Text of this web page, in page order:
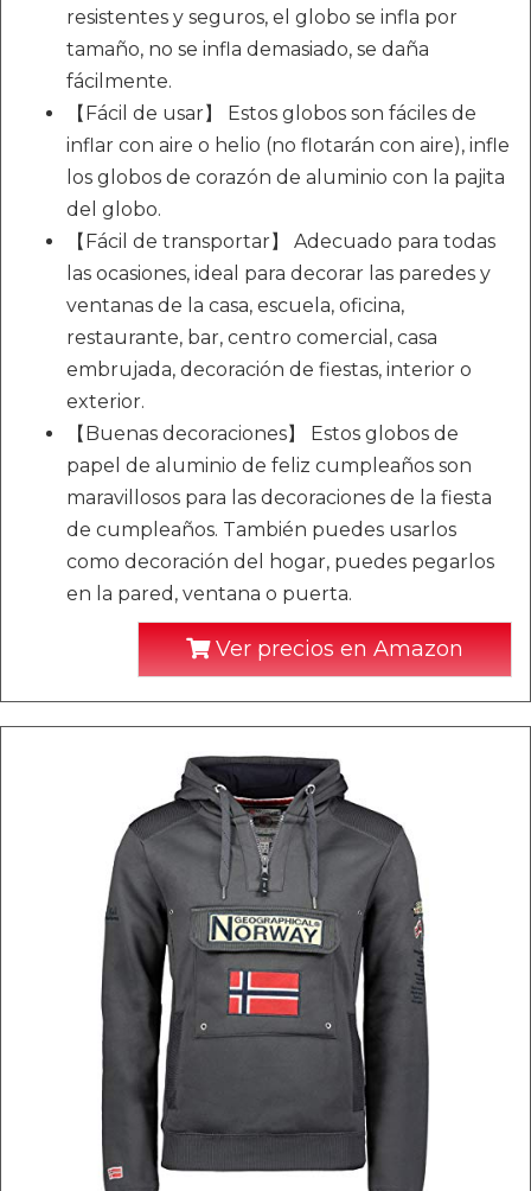
resistentes y seguros, el globo se infla por
tamaño, no se infla demasiado, se daña
fácilmente.
【Fácil de usar】 Estos globos son fáciles de
inflar con aire o helio (no flotarán con aire), infle
los globos de corazón de aluminio con la pajita
del globo.
【Fácil de transportar】 Adecuado para todas
las ocasiones, ideal para decorar las paredes y
ventanas de la casa, escuela, oficina,
restaurante, bar, centro comercial, casa
embrujada, decoración de fiestas, interior o
exterior.
【Buenas decoraciones】 Estos globos de
papel de aluminio de feliz cumpleaños son
maravillosos para las decoraciones de la fiesta
de cumpleaños. También puedes usarlos
como decoración del hogar, puedes pegarlos
en la pared, ventana o puerta.
Ver precios en Amazon